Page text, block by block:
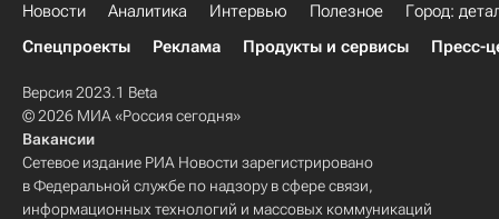
Новости Аналитика Интервью Полезное
Город:
Спецпроекты
Реклама Продукты и сервисы Пресс-
Версия 2023.1 Beta
© 2026 МИА «Россия сегодня»
Вакансии
Сетевое издание РИА Новости зарегистрировано
в Федеральной службе по надзору в сфере связи,
информационных технологий и массовых коммуникаций